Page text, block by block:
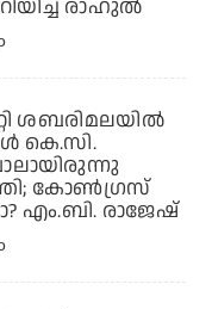
രാഹുല്‍
ശബരിമലയില്‍
കെ.സി.
കോണ്‍ഗ്രസ്
എം.ബി. രാജേഷ്